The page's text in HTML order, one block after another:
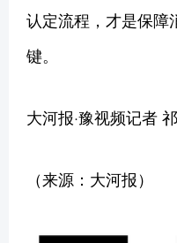
认定流程，才是保障
键。
大河报·豫视频记者
（来源：大河报）